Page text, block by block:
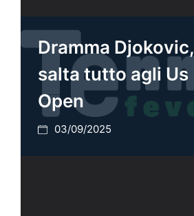
Dramma Djokovic,
salta tutto agli Us
Open
03/09/2025